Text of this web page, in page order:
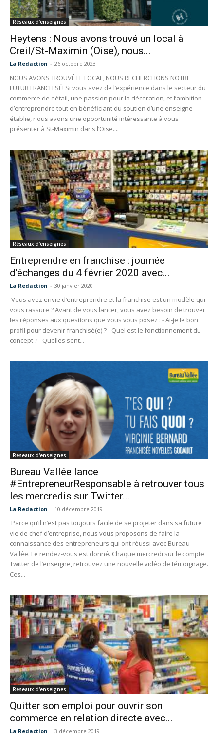
Réseaux d'enseignes
Heytens : Nous avons trouvé un local à
Creil/St-Maximin (Oise), nous...
La Redaction - 26 octobre 2023
NOUS AVONS TROUVÉ LE LOCAL, NOUS RECHERCHONS NOTRE
FUTUR FRANCHISÉ! Si vous avez de l’expérience dans le secteur du
commerce de détail, une passion pour la décoration, et l’ambition
d’entreprendre tout en bénéficiant du soutien d’une enseigne
établie, nous avons une opportunité intéressante à vous
présenter à St-Maximin dans l’Oise....
Réseaux d'enseignes
Entreprendre en franchise : journée
d’échanges du 4 février 2020 avec...
La Redaction - 30 janvier 2020
Vous avez envie d’entreprendre et la franchise est un modèle qui
vous rassure ? Avant de vous lancer, vous avez besoin de trouver
les réponses aux questions que vous vous posez : - Ai-je le bon
profil pour devenir franchisé(e) ? - Quel est le fonctionnement du
concept ? - Quelles sont...
Réseaux d'enseignes
Bureau Vallée lance
#EntrepreneurResponsable à retrouver tous
les mercredis sur Twitter...
La Redaction - 10 décembre 2019
Parce qu’il n’est pas toujours facile de se projeter dans sa future
vie de chef d’entreprise, nous vous proposons de faire la
connaissance des entrepreneurs qui ont réussi avec Bureau
Vallée. Le rendez-vous est donné. Chaque mercredi sur le compte
Twitter de l’enseigne, retrouvez une nouvelle vidéo de témoignage.
Ces...
Réseaux d'enseignes
Quitter son emploi pour ouvrir son
commerce en relation directe avec...
La Redaction - 3 décembre 2019